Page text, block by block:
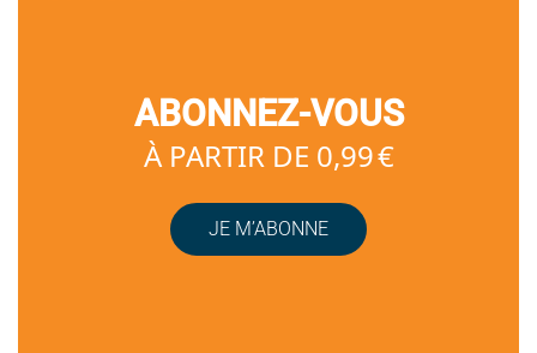
ABONNEZ-VOUS
À PARTIR DE 0,99 €
JE M’ABONNE